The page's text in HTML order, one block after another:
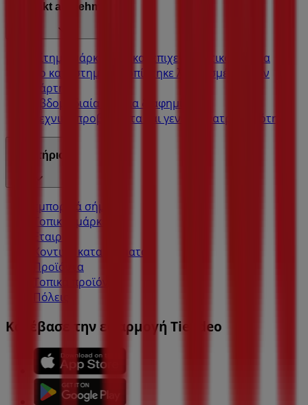
Kontakt aufnehmen
Αίτημα μάρκετινγκ και επιχειρηματικό αίτημα
Το κατάστημα εντοπίστηκε λανθασμένα στον
χάρτη
Εβδομαδιαία σχόλια διαφημίσεων
Τεχνικά προβλήματα και γενική ανατροφοδότηση
Ευρετήριο
εμπορικά σήματα
Τοπικές μάρκες
Εταιρίες
Κοντινά καταστήματα
Προϊόντα
Τοπικά προϊόντα
Πόλεις
Κατέβασε την εφαρμογή Tiendeo